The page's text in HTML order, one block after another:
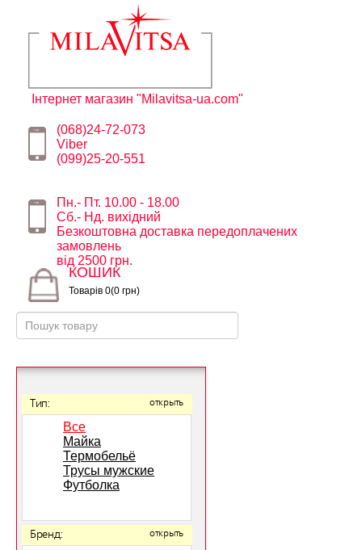
Інтернет магазин "Milavitsa-ua.com"
(068)24-72-073
Viber
(099)25-20-551
Пн.- Пт. 10.00 - 18.00
Сб.- Нд. вихідний
Безкоштовна доставка передоплачених
замовлень
від 2500 грн.
КОШИК
Товарів 0(0 грн)
Тип: открыть
Все
Майка
Термобельё
Трусы мужские
Футболка
Бренд: открыть